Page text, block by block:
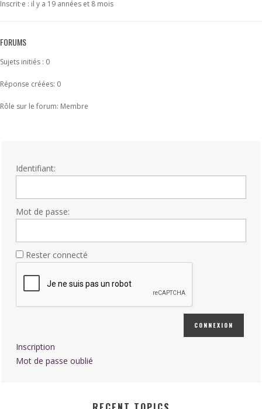
Inscrit·e : il y a 19 années et 8 mois
FORUMS
Sujets initiés : 0
Réponse créées: 0
Rôle sur le forum: Membre
Identifiant:
Mot de passe:
Rester connecté
CONNEXION
Inscription
Mot de passe oublié